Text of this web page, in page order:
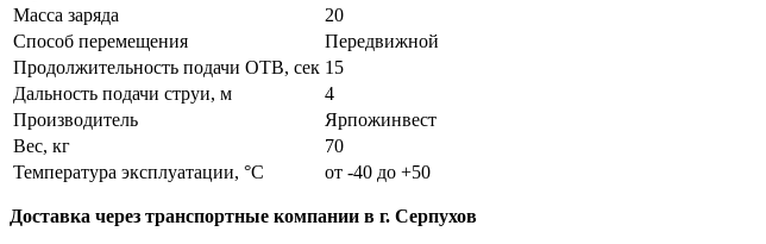
Масса заряда
20
Способ перемещения
Передвижной
Продолжительность подачи ОТВ, сек 15
Дальность подачи струи, м
4
Производитель
Ярпожинвест
Вес, кг
70
Температура эксплуатации, °C
от -40 до +50
Доставка через транспортные компании в г. Серпухов